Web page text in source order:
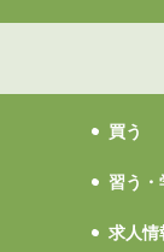
買う
習う・
求人情